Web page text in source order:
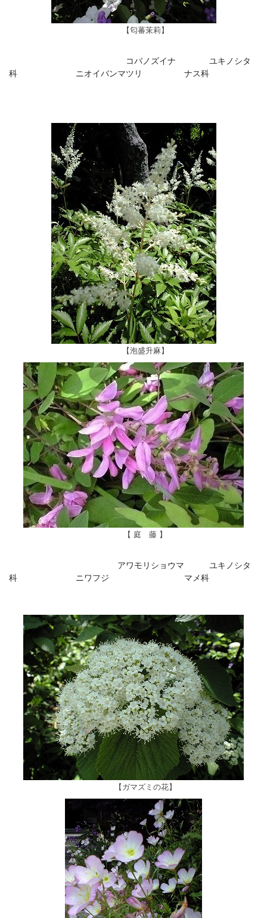
【匂蕃茉莉】
コバノズイナ ユキノシタ
科 ニオイバンマツリ ナス科
【泡盛升麻】
【 庭 藤 】
アワモリショウマ ユキノシタ
科 ニワフジ マメ科
【ガマズミの花】